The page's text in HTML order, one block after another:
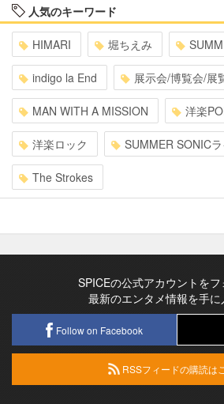
人気のキーワード
HIMARI 堀ちえみ
indigo la End 展示会/博覧会/展
MAN WITH A MISSION 洋楽
洋楽ロック SUMMER SONIC
The Strokes
SPICEの公式アカウントを
最新のエンタメ情報を手に
Follow on Facebook
RSSフィードの購読は